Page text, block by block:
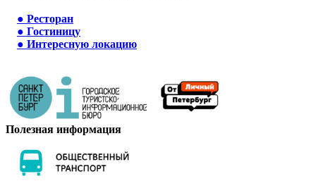
● Ресторан
● Гостиницу
● Интересную локацию
Полезная информация